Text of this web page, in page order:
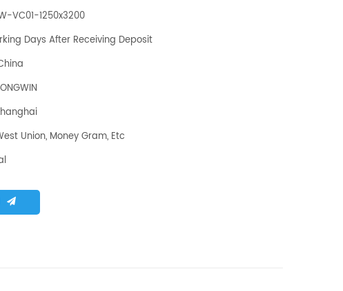
VC01-1250x3200
Days After Receiving Deposit
Union, Money Gram, Etc